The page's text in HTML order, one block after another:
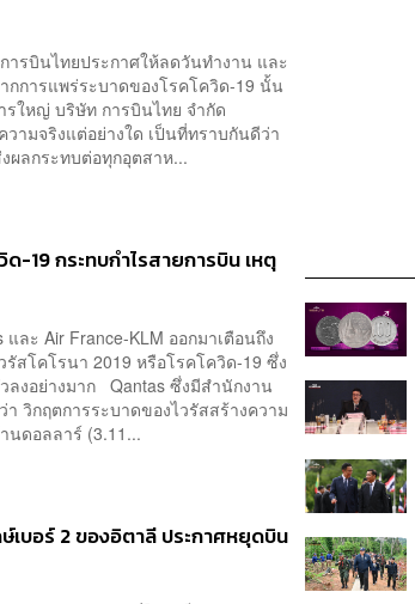
ารบินไทยประกาศให้ลดวันทำงาน และ
การแพร่ระบาดของโรคโควิด-19 นั้น
รใหญ่ บริษัท การบินไทย จำกัด
ามจริงแต่อย่างใด เป็นที่ทราบกันดีว่า
ผลกระทบต่อทุกอุตสาห...
-19 กระทบกำไรสายการบิน เหตุ
ละ Air France-KLM ออกมาเตือนถึง
สโคโรนา 2019 หรือโรคโควิด-19 ซึ่ง
ลงอย่างมาก Qantas ซึ่งมีสำนักงาน
วิกฤตการระบาดของไวรัสสร้างความ
นดอลลาร์ (3.11...
บอร์ 2 ของอิตาลี ประกาศหยุดบิน